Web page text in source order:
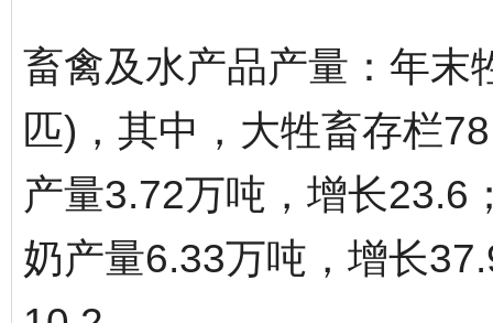
畜禽及水产品产量：年末
匹)，其中，大牲畜存栏
产量3.72万吨，增长23.6
奶产量6.33万吨，增长